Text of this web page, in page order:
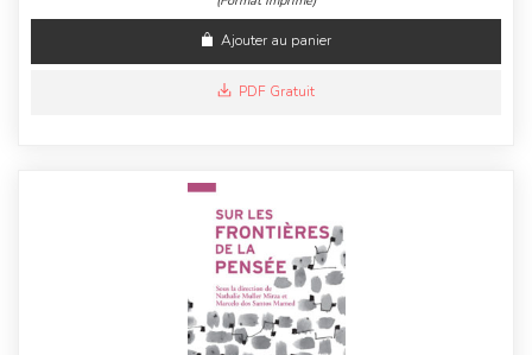
Ajouter au panier
PDF Gratuit